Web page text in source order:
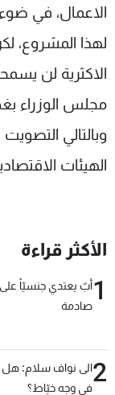
الاعمال، في
لهذا المشروع،
الاكثرية لن
مجلس الوزراء
وبالتالي
الهيئات
الأكثر قراءة
1أبٌ يعتدي جنسيّاً على
صادمة
2الى نواف سلام: هل
في وجه خيّاط؟